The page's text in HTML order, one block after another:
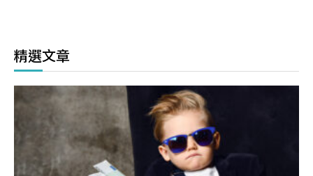
精選文章